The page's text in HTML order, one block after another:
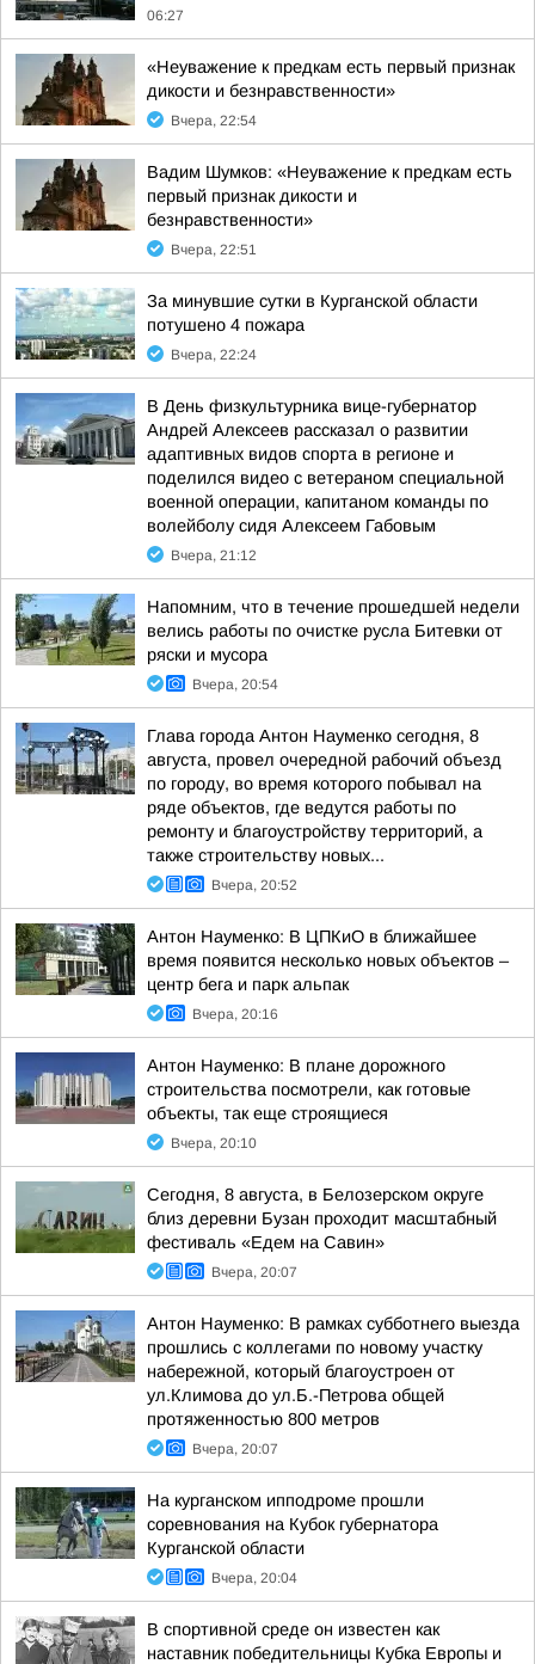
06:27
«Неуважение к предкам есть первый признак
дикости и безнравственности»
Вчера, 22:54
Вадим Шумков: «Неуважение к предкам есть
первый признак дикости и
безнравственности»
Вчера, 22:51
За минувшие сутки в Курганской области
потушено 4 пожара
Вчера, 22:24
В День физкультурника вице-губернатор
Андрей Алексеев рассказал о развитии
адаптивных видов спорта в регионе и
поделился видео с ветераном специальной
военной операции, капитаном команды по
волейболу сидя Алексеем Габовым
Вчера, 21:12
Напомним, что в течение прошедшей недели
велись работы по очистке русла Битевки от
ряски и мусора
Вчера, 20:54
Глава города Антон Науменко сегодня, 8
августа, провел очередной рабочий объезд
по городу, во время которого побывал на
ряде объектов, где ведутся работы по
ремонту и благоустройству территорий, а
также строительству новых...
Вчера, 20:52
Антон Науменко: В ЦПКиО в ближайшее
время появится несколько новых объектов –
центр бега и парк альпак
Вчера, 20:16
Антон Науменко: В плане дорожного
строительства посмотрели, как готовые
объекты, так еще строящиеся
Вчера, 20:10
Сегодня, 8 августа, в Белозерском округе
близ деревни Бузан проходит масштабный
фестиваль «Едем на Савин»
Вчера, 20:07
Антон Науменко: В рамках субботнего выезда
прошлись с коллегами по новому участку
набережной, который благоустроен от
ул.Климова до ул.Б.-Петрова общей
протяженностью 800 метров
Вчера, 20:07
На курганском ипподроме прошли
соревнования на Кубок губернатора
Курганской области
Вчера, 20:04
В спортивной среде он известен как
наставник победительницы Кубка Европы и